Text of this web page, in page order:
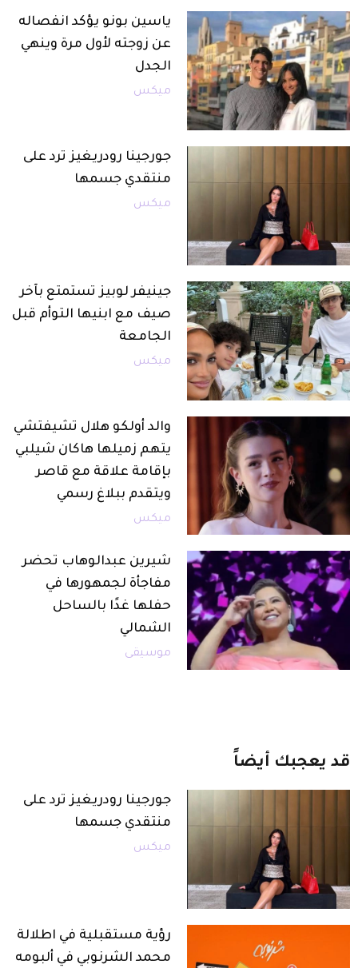
ياسين بونو يؤكد انفصاله
عن زوجته لأول مرة وينهي
الجدل
ميكس
جورجينا رودريغيز ترد على
منتقدي جسمها
ميكس
جينيفر لوبيز تستمتع بآخر
صيف مع ابنيها التوأم قبل
الجامعة
ميكس
والد أولكو هلال تشيفتشي
يتهم زميلها هاكان شيلبي
بإقامة علاقة مع قاصر
ويتقدم ببلاغ رسمي
ميكس
شيرين عبدالوهاب تحضر
مفاجأة لجمهورها في
حفلها غدًا بالساحل
الشمالي
موسيقى
قد يعجبك أيضاً
جورجينا رودريغيز ترد على
منتقدي جسمها
ميكس
رؤية مستقبلية في اطلالة
محمد الشرنوبي في ألبومه